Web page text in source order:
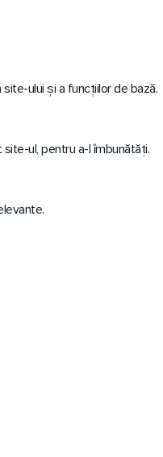
ului și a funcțiilor de bază.
ul, pentru a-l îmbunătăți.